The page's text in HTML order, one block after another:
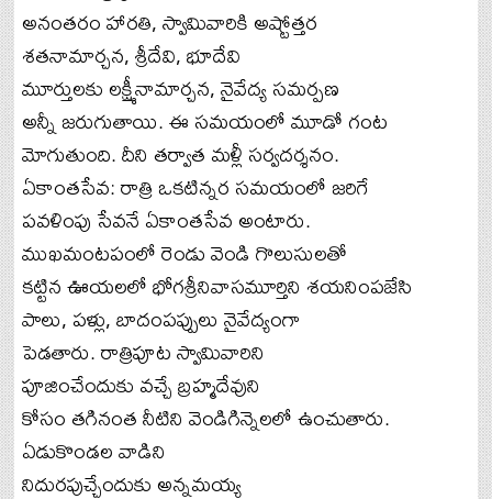
అనంతరం హారతి, స్వామివారికి అష్టోత్తర
శతనామార్చన, శ్రీదేవి, భూదేవి
మూర్తులకు లక్ష్మీనామార్చన, నైవేద్య సమర్పణ
అన్నీ జరుగుతాయి. ఈ సమయంలో మూడో గంట
మోగుతుంది. దీని తర్వాత మళ్లీ సర్వదర్శనం.
ఏకాంతసేవ: రాత్రి ఒకటిన్నర సమయంలో జరిగే
పవళింపు సేవనే ఏకాంతసేవ అంటారు.
ముఖమంటపంలో రెండు వెండి గొలుసులతో
కట్టిన ఊయలలో భోగశ్రీనివాసమూర్తిని శయనింపజేసి
పాలు, పళ్లు, బాదంపప్పులు నైవేద్యంగా
పెడతారు. రాత్రిపూట స్వామివారిని
పూజించేందుకు వచ్చే బ్రహ్మదేవుని
కోసం తగినంత నీటిని వెండిగిన్నెలలో ఉంచుతారు.
ఏడుకొండల వాడిని
నిదురపుచ్చేందుకు అన్నమయ్య